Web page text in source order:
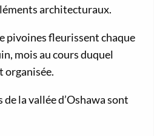
architecturaux.
pivoines fleurissent chaque
mois au cours duquel
organisée.
la vallée d’Oshawa sont